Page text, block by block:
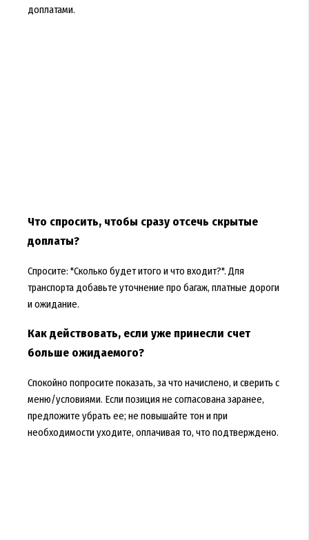
доплатами.
Что спросить, чтобы сразу отсечь скрытые
доплаты?
Спросите: "Сколько будет итого и что входит?". Для
транспорта добавьте уточнение про багаж, платные дороги
и ожидание.
Как действовать, если уже принесли счет
больше ожидаемого?
Спокойно попросите показать, за что начислено, и сверить с
меню/условиями. Если позиция не согласована заранее,
предложите убрать ее; не повышайте тон и при
необходимости уходите, оплачивая то, что подтверждено.